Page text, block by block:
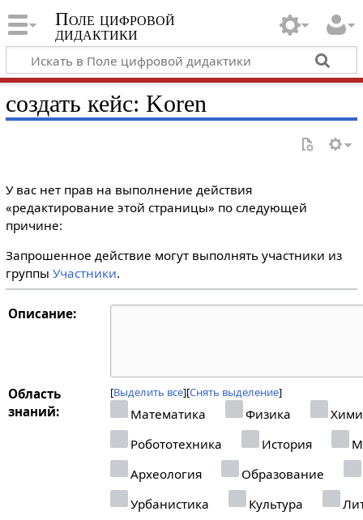
Поле цифровой
дидактики
создать кейс: Koren
У вас нет прав на выполнение действия
«редактирование этой страницы» по следующей
причине:
Запрошенное действие могут выполнять участники из
группы Участники.
Описание:
Область
знаний:
Выделить все Снять выделение
Математика Физика
Робототехника
История
Археология
Образование
Урбанистика
Культура